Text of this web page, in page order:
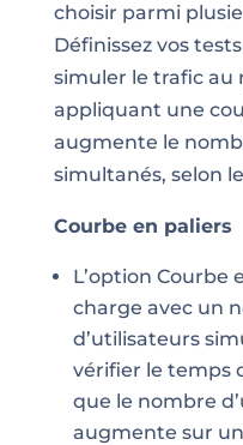
choisir parmi
Définissez vos
simuler le trafic au
appliquant une
augmente le
simultanés, selon
Courbe en paliers
L’option Courbe
charge avec un
d’utilisateurs
vérifier le temps
que le nombre
augmente sur